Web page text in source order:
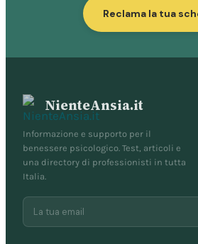
Reclama la tua
NienteAnsia.it
Informazione e supporto per il
benessere psicologico. Test, articoli e
una directory di professionisti in tutta
Italia.